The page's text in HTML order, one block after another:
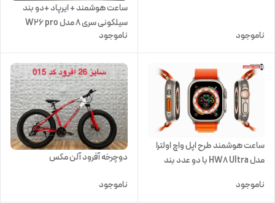
ناموجود
ساعت هوشمند + ایرپاد +دو بند
سیلکونی سری 8 مدل W26 pro
max
ناموجود
ساعت هوشمند طرح اپل واچ اولترا
مدل HW8 Ultra با دو عدد بند
ناموجود
دوچرخه آفرود آلن مکس
ناموجود